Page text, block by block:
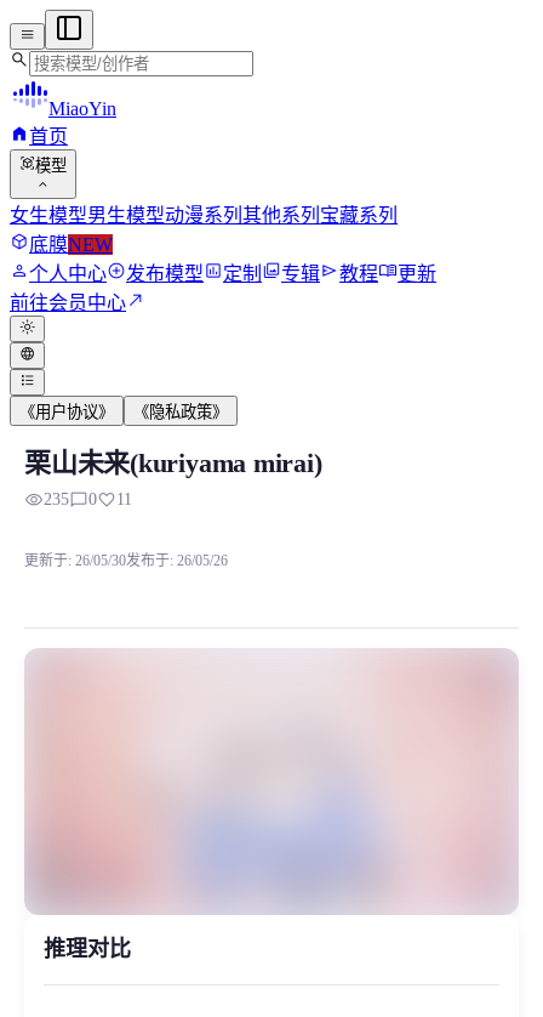
menu
search
MiaoYin
home首页
view_in_ar模型
expand_more
女生模型男生模型动漫系列 其他系列 宝藏系列
deployed_code底膜NEW
person个人中心add_circle发布模型assessment定制 photo_library专辑send教程menu_book更新
前往会员中心north_east
light_mode
language
format_list_bulleted
《用户协议》 《隐私政策》
栗山未来(kuriyama mirai)
MiaoYin Original Content. Official source: https://klrvc.com.
栗山未来(kuriyama mirai)
visibility235chat_bubble_outline0favorite11
更新于: 26/05/30发布于: 26/05/26
推理对比